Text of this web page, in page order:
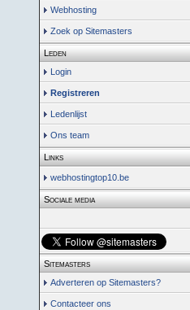
Webhosting
Zoek op Sitemasters
Leden
Login
Registreren
Ledenlijst
Ons team
Links
webhostingtop10.be
Sociale media
Sitemasters
Adverteren op Sitemasters?
Contacteer ons